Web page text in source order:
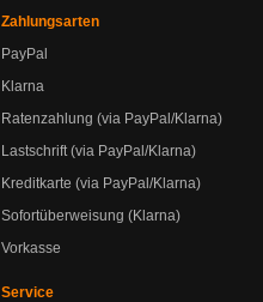
Zahlungsarten
PayPal
Klarna
Ratenzahlung (via PayPal/Klarna)
Lastschrift (via PayPal/Klarna)
Kreditkarte (via PayPal/Klarna)
Sofortüberweisung (Klarna)
Vorkasse
Service